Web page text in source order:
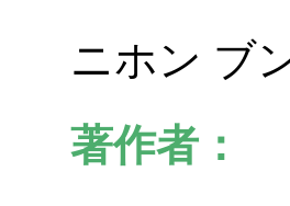
ニホン ブ
著作者：